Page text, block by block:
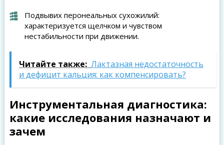
Подвывих перонеальных сухожилий:
характеризуется щелчком и чувством
нестабильности при движении.
Читайте также: Лактазная недостаточность
и дефицит кальция: как компенсировать?
Инструментальная диагностика:
какие исследования назначают и
зачем